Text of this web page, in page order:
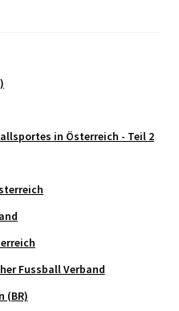
in Österreich - Teil 2
Fussball Verband
(BR)